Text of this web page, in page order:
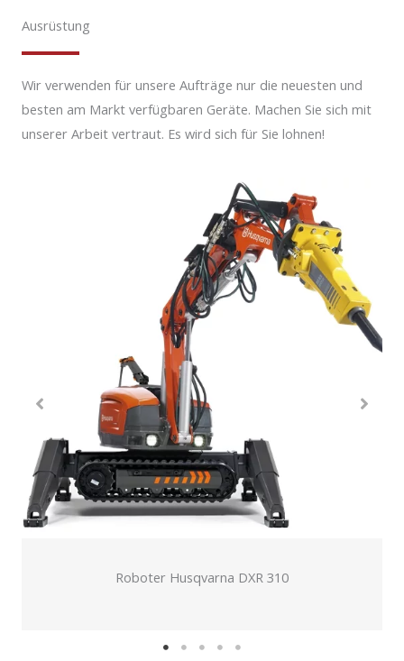
Ausrüstung
Wir verwenden für unsere Aufträge nur die neuesten und
besten am Markt verfügbaren Geräte. Machen Sie sich mit
unserer Arbeit vertraut. Es wird sich für Sie lohnen!
Seilsäge DS-WS 10-15